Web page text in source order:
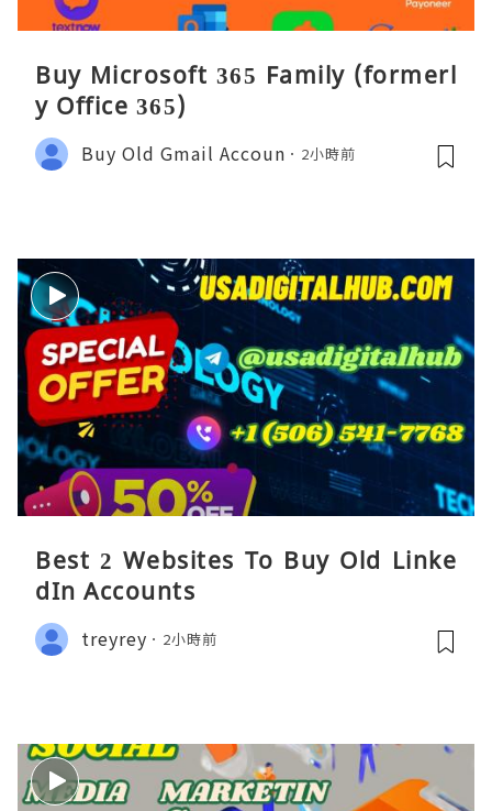
Buy Microsoft 365 Family (formerl
y Office 365)
Buy Old Gmail Accoun 2小時前
Best 2 Websites To Buy Old Linke
dIn Accounts
treyrey 2小時前